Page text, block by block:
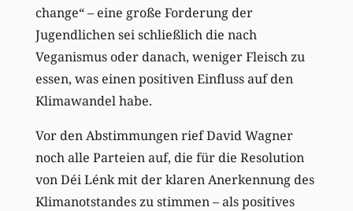
change“ – eine große Forderung der
Jugendlichen sei schließlich die nach
Veganismus oder danach, weniger Fleisch zu
essen, was einen positiven Einfluss auf den
Klimawandel habe.
Vor den Abstimmungen rief David Wagner
noch alle Parteien auf, die für die Resolution
von Déi Lénk mit der klaren Anerkennung des
Klimanotstandes zu stimmen – als positives